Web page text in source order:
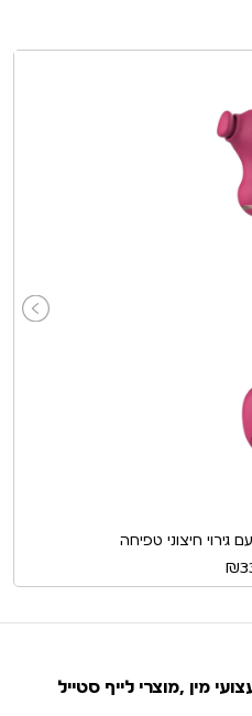
גירוי חיצוני טפיחה
₪
מין ,מוצרי לייף סטייל